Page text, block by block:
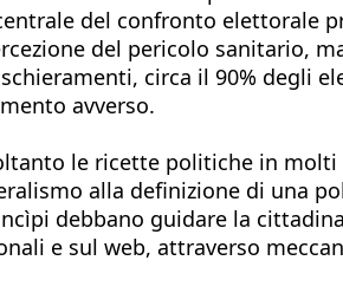
del confronto elettorale
del pericolo sanitario,
circa il 90% degli
avverso.
le ricette politiche in molti
alla definizione di una
debbano guidare la
e sul web, attraverso